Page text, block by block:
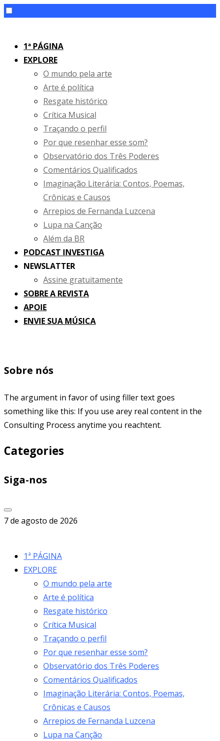
content1ª PÁGINA
EXPLORE
O mundo pela arte
Arte é política
Resgate histórico
Crítica Musical
Traçando o perfil
Por que resenhar esse som?
Observatório dos Três Poderes
Comentários Qualificados
Imaginação Literária: Contos, Poemas,
Crônicas e Causos
Arrepios de Fernanda Luzcena
Lupa na Canção
Além da BR
PODCAST INVESTIGA
NEWSLATTER
Assine gratuitamente
SOBRE A REVISTA
APOIE
ENVIE SUA MÚSICA
Sobre nós
The argument in favor of using filler text goes
something like this: If you use arey real content in the
Consulting Process anytime you reachtent.
Categories
Siga-nos
7 de agosto de 2026
1ª PÁGINA
EXPLORE
O mundo pela arte
Arte é política
Resgate histórico
Crítica Musical
Traçando o perfil
Por que resenhar esse som?
Observatório dos Três Poderes
Comentários Qualificados
Imaginação Literária: Contos, Poemas,
Crônicas e Causos
Arrepios de Fernanda Luzcena
Lupa na Canção